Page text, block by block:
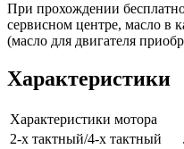
При прохождении
сервисном центре, масло в
(масло для двигателя
Характеристики
Характеристики мотора
2-х тактный/4-х тактный